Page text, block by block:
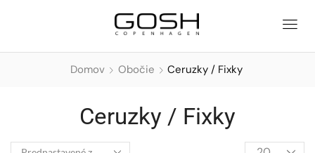
Domov Obočie Ceruzky / Fixky
Ceruzky / Fixky